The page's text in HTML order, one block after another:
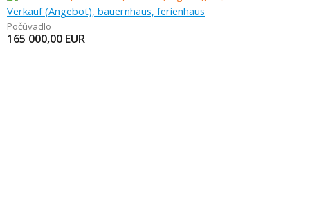
Verkauf (Angebot), bauernhaus, ferienhaus
Počúvadlo
165 000,00 EUR